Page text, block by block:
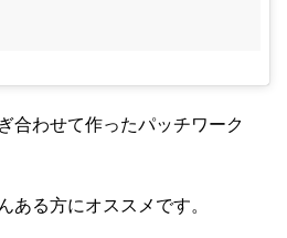
合わせて作ったパッチワーク
ある方にオススメです。